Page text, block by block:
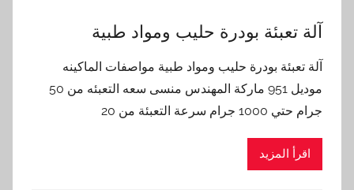
آلة تعبئة بودرة حليب ومواد طبية
آلة تعبئة بودرة حليب ومواد طبية مواصفات الماكينه
موديل 951 ماركة المهندس منسى سعه التعبئه من 50
جرام حتي 1000 جرام سرعة التعبئة من 20
اقرأ المزيد